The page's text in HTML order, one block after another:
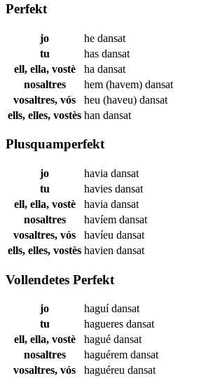
Perfekt
jo he dansat
tu
has dansat
ell, ella, vostè
ha dansat
nosaltres
hem (havem) dansat
vosaltres, vós
heu (haveu) dansat
ells, elles, vostès han dansat
Plusquamperfekt
jo havia dansat
tu
havies dansat
ell, ella, vostè
havia dansat
nosaltres
havíem dansat
vosaltres, vós
havíeu dansat
ells, elles, vostès havien dansat
Vollendetes Perfekt
jo haguídansat
tu
hagueres dansat
ell, ella, vostè
hagué dansat
nosaltres
haguérem dansat
vosaltres, vós
haguéreu dansat